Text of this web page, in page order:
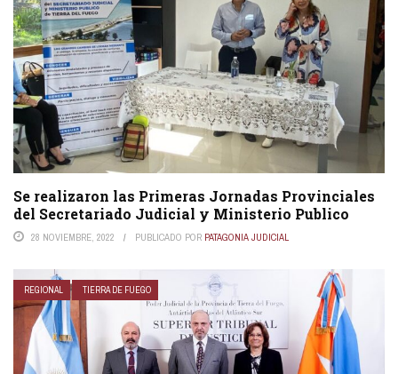
Se realizaron las Primeras Jornadas Provinciales
del Secretariado Judicial y Ministerio Publico
28 NOVIEMBRE, 2022 PUBLICADO POR PATAGONIA JUDICIAL
REGIONAL TIERRA DE FUEGO